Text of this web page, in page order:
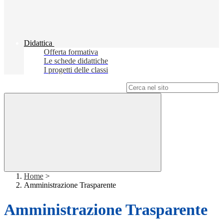
Didattica
Offerta formativa
Le schede didattiche
I progetti delle classi
Home >
Amministrazione Trasparente
Amministrazione Trasparente